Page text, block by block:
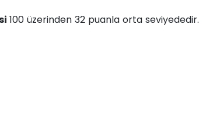
100 üzerinden 32 puanla orta seviyededir.